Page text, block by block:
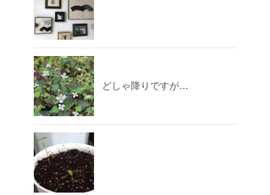
どしゃ降りですが…